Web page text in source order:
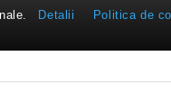
Detalii Politica de